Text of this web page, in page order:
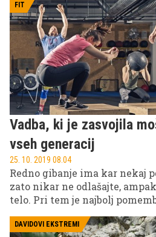
avtomobilizma nam je skozi
skušal čim bolj slikovito
vsestranskih citroënovih
pa je – včasih sam, spet
maksimalno užival v takšnih
avanturističnih podvigih.
za konec – na zadnjo ‘misijo’
drugega nagrajenca naše
zaključil v prazničnem duhu.
FIT
Vadba, ki je zasvojila
vseh generacij
25. 10. 2019 08.04
Redno gibanje ima kar nekaj
zato nikar ne odlašajte,
telo. Pri tem je najbolj
rekreacije, ki vam bo pisana
boste hitreje dosegli v
DAVIDOVI EKSTREMI